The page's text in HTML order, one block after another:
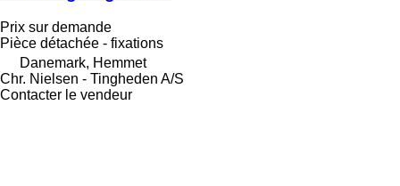
Prix sur demande
Pièce détachée - fixations
Danemark, Hemmet
Chr. Nielsen - Tingheden A/S
Contacter le vendeur